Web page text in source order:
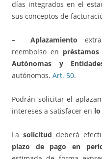
días integrados en el
sus conceptos de
– Aplazamiento
reembolso en
Autónomas y
autónomos. Art. 50.
Podrán solicitar el
intereses a satisfacer en lo
La solicitud deberá
plazo de pago en